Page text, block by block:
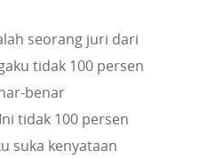
seorang juri dari
tidak 100 persen
benar
tidak 100 persen
suka kenyataan